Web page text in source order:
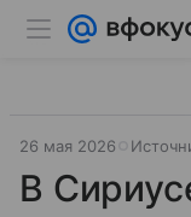
26 мая 2026
В